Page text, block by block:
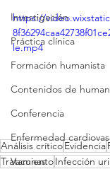
Investigación
Práctica clínica
Formación humanista
Contenidos de
Conferencia
Enfermedad
Vacunas
https://
le.mp4
Análisis críticoEvidencia
TratamientoInfección